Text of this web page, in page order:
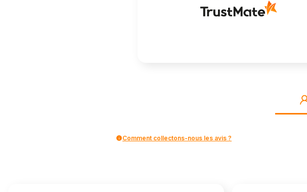
Comment collectons-nous les avis ?